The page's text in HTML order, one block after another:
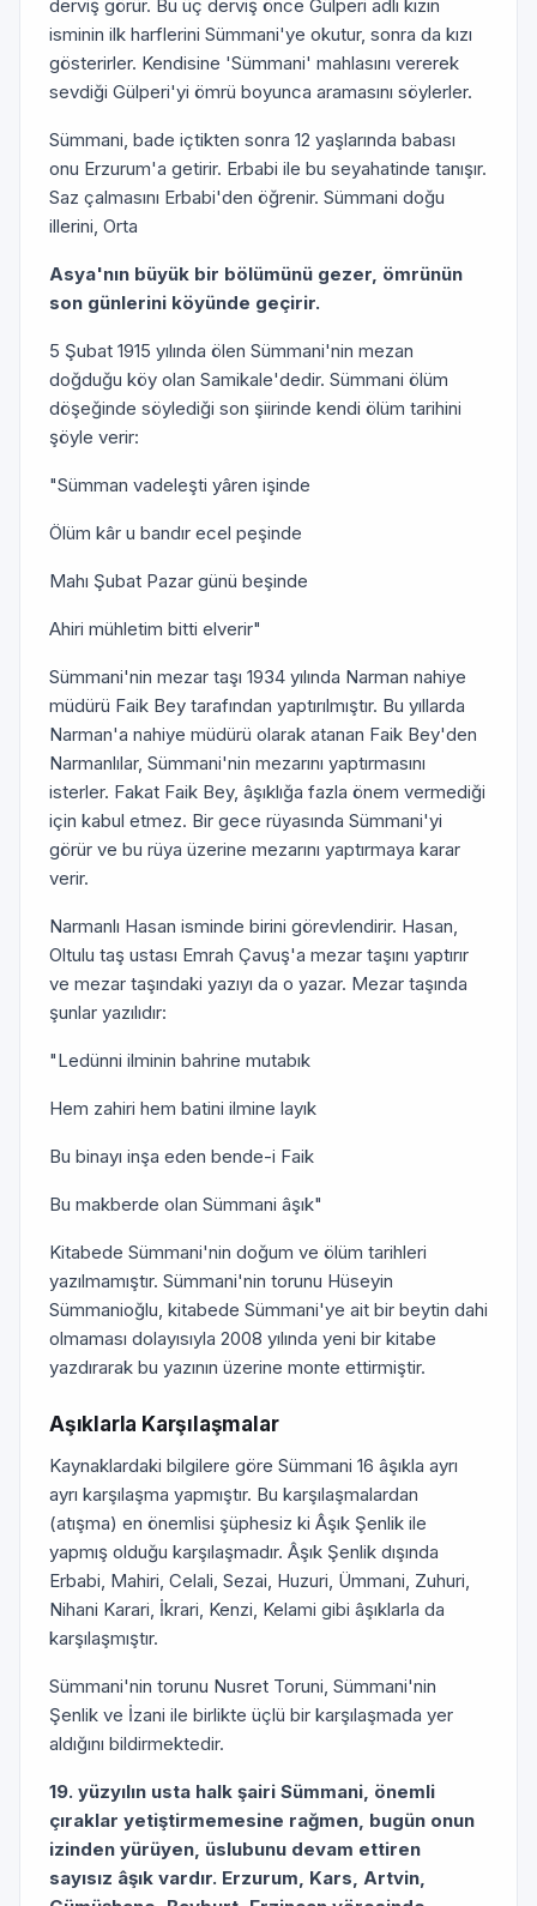
derviş görür. Bu üç derviş önce Gülperi adlı kızın
isminin ilk harflerini Sümmani'ye okutur, sonra da kızı
gösterirler. Kendisine 'Sümmani' mahlasını vererek
sevdiği Gülperi'yi ömrü boyunca aramasını söylerler.
Sümmani, bade içtikten sonra 12 yaşlarında babası
onu Erzurum'a getirir. Erbabi ile bu seyahatinde tanışır.
Saz çalmasını Erbabi'den öğrenir. Sümmani doğu
illerini, Orta
Asya'nın büyük bir bölümünü gezer, ömrünün
son günlerini köyünde geçirir.
5 Şubat 1915 yılında ölen Sümmani'nin mezan
doğduğu köy olan Samikale'dedir. Sümmani ölüm
döşeğinde söylediği son şiirinde kendi ölüm tarihini
şöyle verir:
"Sümman vadeleşti yâren işinde
Ölüm kâr u bandır ecel peşinde
Mahı Şubat Pazar günü beşinde
Ahiri mühletim bitti elverir"
Sümmani'nin mezar taşı 1934 yılında Narman nahiye
müdürü Faik Bey tarafından yaptırılmıştır. Bu yıllarda
Narman'a nahiye müdürü olarak atanan Faik Bey'den
Narmanlılar, Sümmani'nin mezarını yaptırmasını
isterler. Fakat Faik Bey, âşıklığa fazla önem vermediği
için kabul etmez. Bir gece rüyasında Sümmani'yi
görür ve bu rüya üzerine mezarını yaptırmaya karar
verir.
Narmanlı Hasan isminde birini görevlendirir. Hasan,
Oltulu taş ustası Emrah Çavuş'a mezar taşını yaptırır
ve mezar taşındaki yazıyı da o yazar. Mezar taşında
şunlar yazılıdır:
"Ledünni ilminin bahrine mutabık
Hem zahiri hem batini ilmine layık
Bu binayı inşa eden bende-i Faik
Bu makberde olan Sümmani âşık"
Kitabede Sümmani'nin doğum ve ölüm tarihleri
yazılmamıştır. Sümmani'nin torunu Hüseyin
Sümmanioğlu, kitabede Sümmani'ye ait bir beytin dahi
olmaması dolayısıyla 2008 yılında yeni bir kitabe
yazdırarak bu yazının üzerine monte ettirmiştir.
Aşıklarla Karşılaşmalar
Kaynaklardaki bilgilere göre Sümmani 16 âşıkla ayrı
ayrı karşılaşma yapmıştır. Bu karşılaşmalardan
(atışma) en önemlisi şüphesiz ki Âşık Şenlik ile
yapmış olduğu karşılaşmadır. Âşık Şenlik dışında
Erbabi, Mahiri, Celali, Sezai, Huzuri, Ümmani, Zuhuri,
Nihani Karari, İkrari, Kenzi, Kelami gibi âşıklarla da
karşılaşmıştır.
Sümmani'nin torunu Nusret Toruni, Sümmani'nin
Şenlik ve İzani ile birlikte üçlü bir karşılaşmada yer
aldığını bildirmektedir.
19. yüzyılın usta halk şairi Sümmani, önemli
çıraklar yetiştirmemesine rağmen, bugün onun
izinden yürüyen, üslubunu devam ettiren
sayısız âşık vardır. Erzurum, Kars, Artvin,